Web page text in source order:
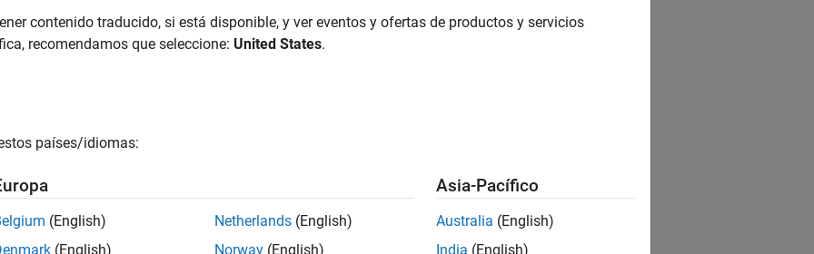
How useful was this information?
contenido traducido, si está disponible, y ver eventos y ofertas de productos y servicios
recomendamos que seleccione: United States.
países/idiomas:
(English)
(English)
Netherlands (English)
Norway (English)
Asia-Pacífico
Australia (English)
India (English)